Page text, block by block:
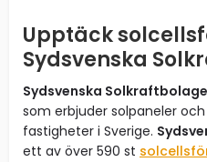
Upptäck
Sydsvenska
Sydsvenska
som erbjuder solpaneler
fastigheter i Sverige.
ett av över 590 st